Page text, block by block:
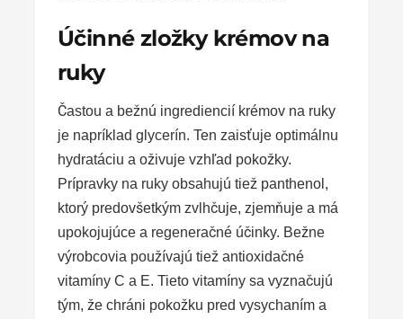
Účinné zložky krémov na
ruky
Častou a bežnú ingrediencií krémov na ruky
je napríklad glycerín. Ten zaisťuje optimálnu
hydratáciu a oživuje vzhľad pokožky.
Prípravky na ruky obsahujú tiež panthenol,
ktorý predovšetkým zvlhčuje, zjemňuje a má
upokojujúce a regeneračné účinky. Bežne
výrobcovia používajú tiež antioxidačné
vitamíny C a E. Tieto vitamíny sa vyznačujú
tým, že chráni pokožku pred vysychaním a